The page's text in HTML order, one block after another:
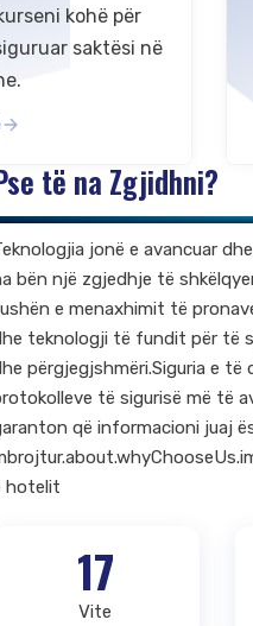
kohë për
saktësi në
të na Zgjidhni?
jonë e avancuar
bën një zgjedhje të
e menaxhimit të
teknologji të fundit për të
përgjegjshmëri.Siguria e
të sigurisë më të
që informacioni juaj
hotelit
17
Vite